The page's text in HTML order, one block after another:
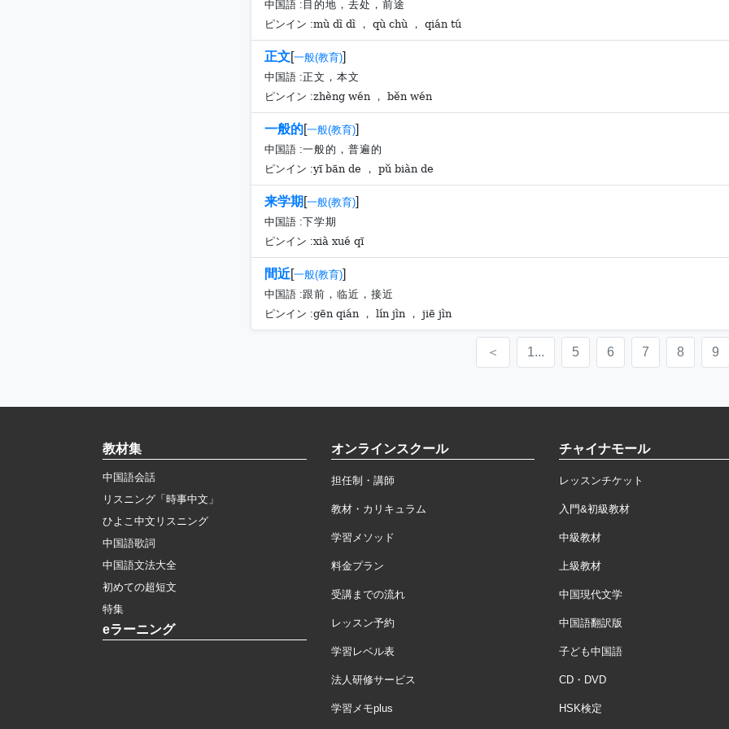
中国語 : 目的地，去处，前途
ピンイン :mù dì dì ， qù chù ， qián tú
正文[一般(教育)]
中国語 : 正文，本文
ピンイン :zhèng wén ， běn wén
一般的[一般(教育)]
中国語 :一般的，普遍的
ピンイン :yī bān de ， pǔ biàn de
来学期 [一般(教育)]
中国語 : 下学期
ピンイン :xià xué qī
間近[一般(教育)]
中国語 :跟前，临近，接近
ピンイン :gēn qián ， lín jìn ， jiē jìn
＜ 1... 5 6 7 8 9
教材集
中国語会話
リスニング「時事中文」
ひよこ中文リスニング
中国語歌詞
中国語文法大全
初めての超短文
特集
eラーニング
オンラインスクール
担任制・講師
教材・カリキュラム
学習メソッド
料金プラン
受講までの流れ
レッスン予約
学習レベル表
法人研修サービス
学習メモplus
チャイナモール
レッスンチケット
入門&初級教材
中級教材
上級教材
中国現代文学
中国語翻訳版
子ども中国語
CD・DVD
HSK検定